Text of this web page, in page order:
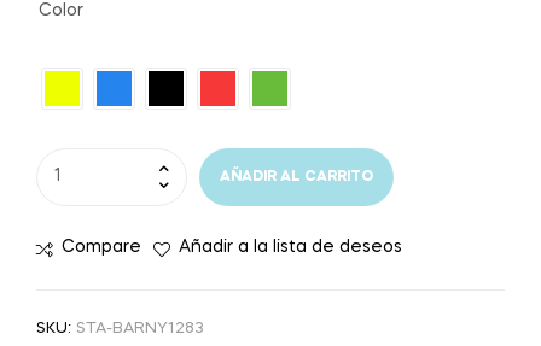
Color
AÑADIR AL CARRITO
Compare Añadir a la lista de deseos
SKU: STA-BARNY1283